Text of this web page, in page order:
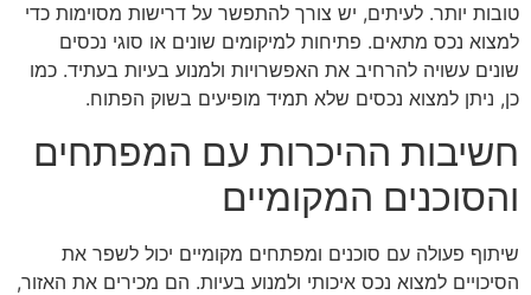
טובות יותר. לעיתים, יש צורך להתפשר על דרישות מסוימות כדי
למצוא נכס מתאים. פתיחות למיקומים שונים או סוגי נכסים
שונים עשויה להרחיב את האפשרויות ולמנוע בעיות בעתיד. כמו
כן, ניתן למצוא נכסים שלא תמיד מופיעים בשוק הפתוח.
חשיבות ההיכרות עם המפתחים
והסוכנים המקומיים
שיתוף פעולה עם סוכנים ומפתחים מקומיים יכול לשפר את
הסיכויים למצוא נכס איכותי ולמנוע בעיות. הם מכירים את האזור,